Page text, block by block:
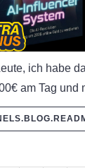
ich habe
am Tag